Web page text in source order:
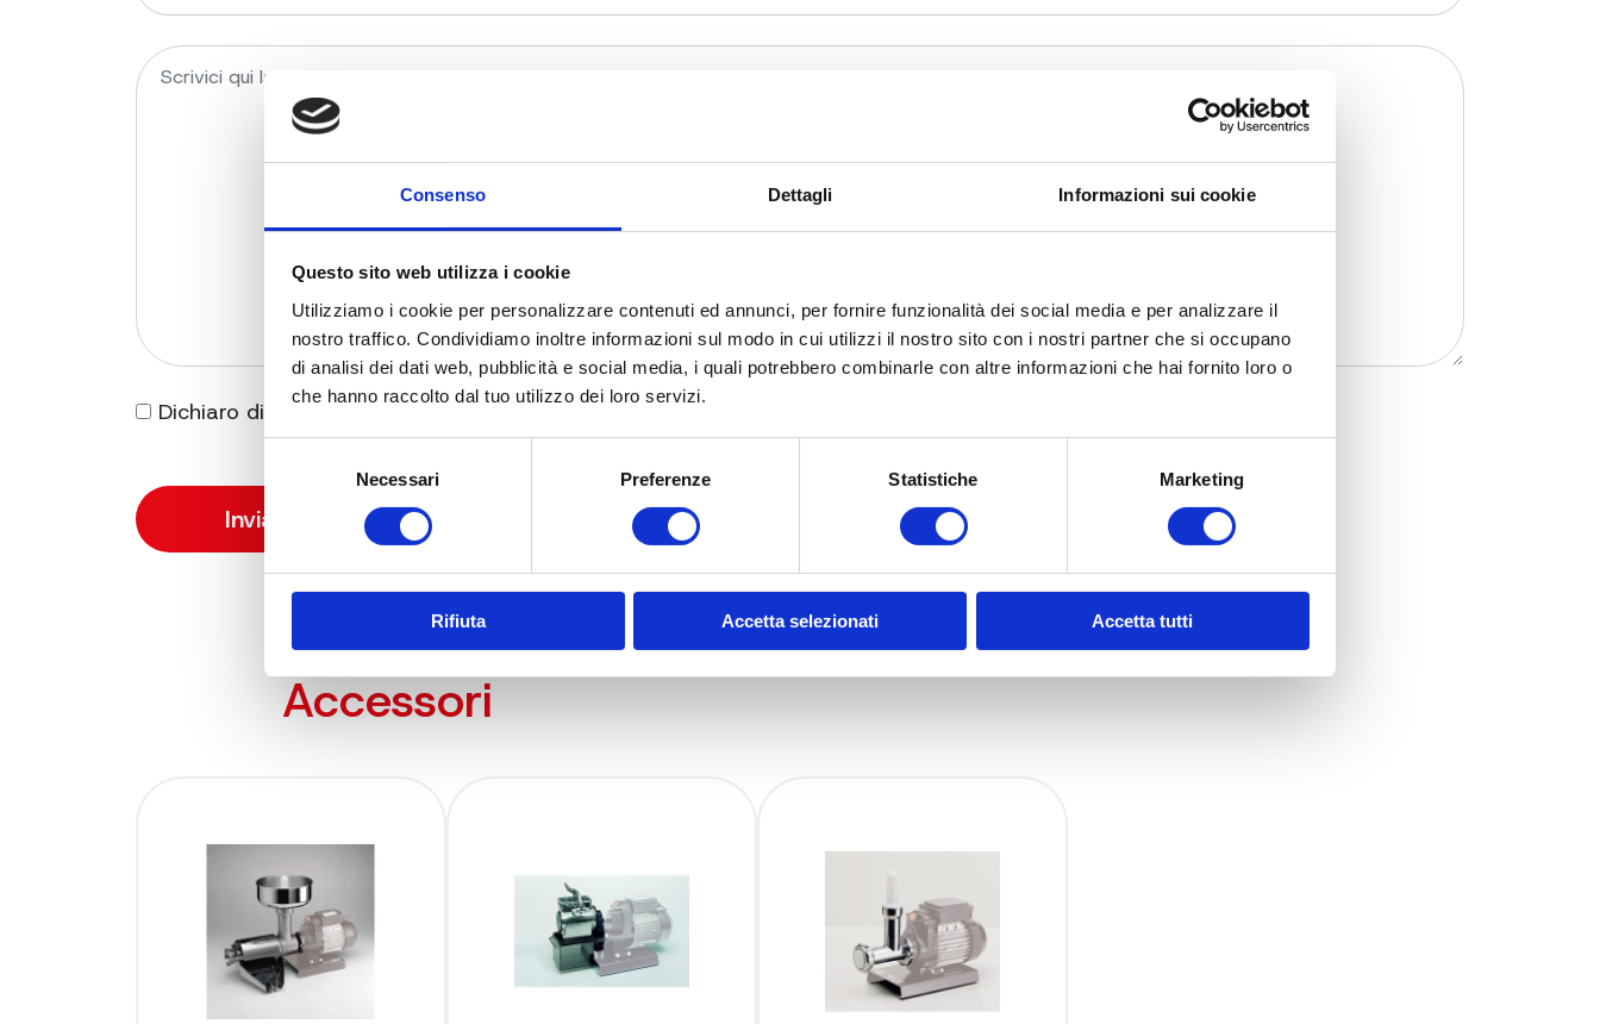
Consenso Dettagli Informazioni sui cookie
Questo sito web utilizza i cookie
Utilizziamo i cookie per personalizzare contenuti ed annunci, per fornire funzionalità dei social media e per analizzare il
nostro traffico. Condividiamo inoltre informazioni sul modo in cui utilizzi il nostro sito con i nostri partner che si occupano
di analisi dei dati web, pubblicità e social media, i quali potrebbero combinarle con altre informazioni che hai fornito loro o
che hanno raccolto dal tuo utilizzo dei loro servizi.
Necessari Preferenze Statistiche Marketing
Rifiuta Accetta selezionati Accetta tutti
Dichiaro di essere maggiorenne e di aver preso visione della
Accessori